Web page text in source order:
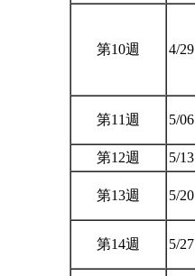
第10週 4/29
第11週 5/06
第12週
5/13
第13週 5/20
第14週 5/27